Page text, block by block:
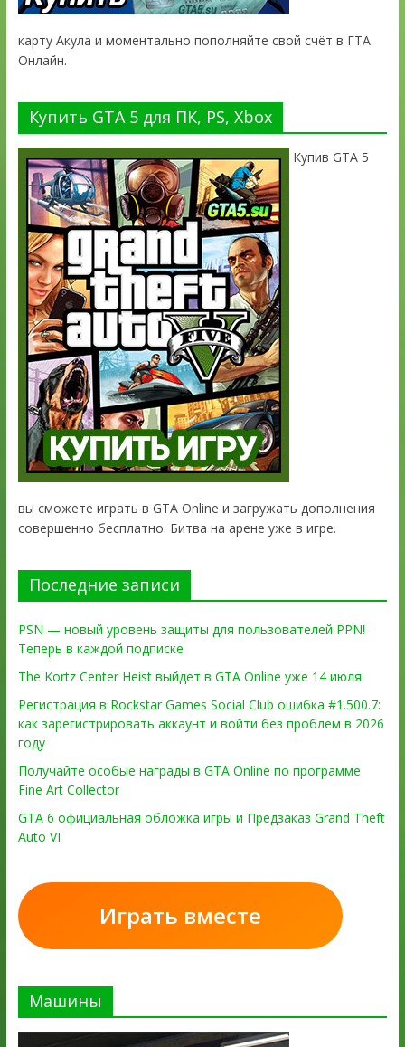
карту Акула и моментально пополняйте свой счёт в ГТА
Онлайн.
Купить GTA 5 для ПК, PS, Xbox
Купив GTA 5
вы сможете играть в GTA Online и загружать дополнения
совершенно бесплатно. Битва на арене уже в игре.
Последние записи
PSN — новый уровень защиты для пользователей PPN!
Теперь в каждой подписке
The Kortz Center Heist выйдет в GTA Online уже 14 июля
Регистрация в Rockstar Games Social Club ошибка #1.500.7:
как зарегистрировать аккаунт и войти без проблем в 2026
году
Получайте особые награды в GTA Online по программе
Fine Art Collector
GTA 6 официальная обложка игры и Предзаказ Grand Theft
Auto VI
Играть вместе
Машины